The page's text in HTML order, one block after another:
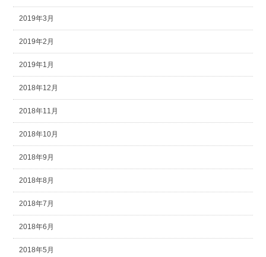
2019年3月
2019年2月
2019年1月
2018年12月
2018年11月
2018年10月
2018年9月
2018年8月
2018年7月
2018年6月
2018年5月